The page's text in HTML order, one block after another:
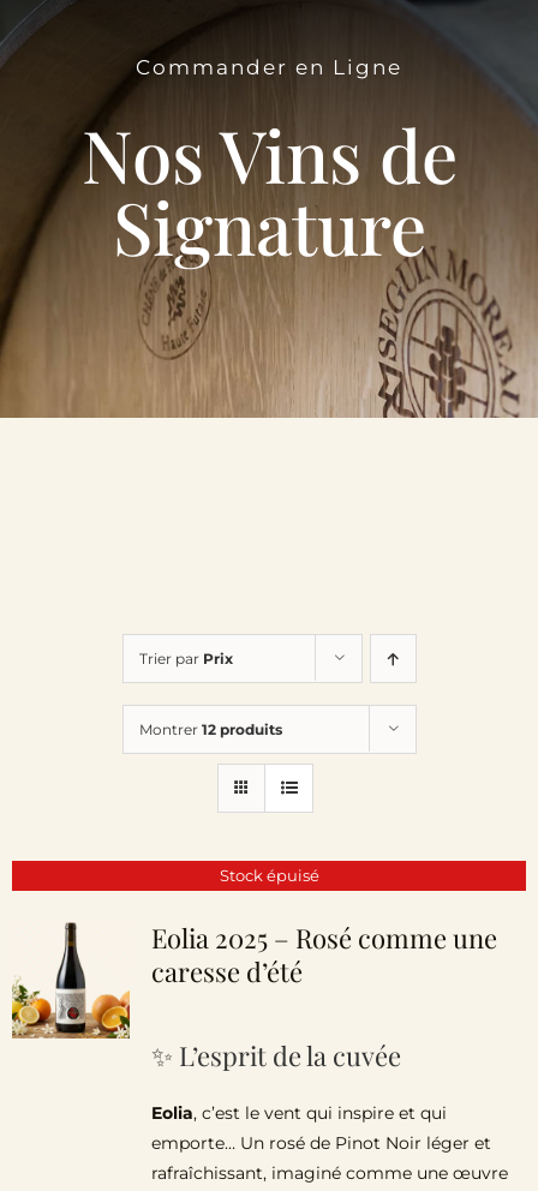
Le Domaine
Œnotourisme
Acheter en ligne
Actualités
Contactez-nous
Commander en Ligne
Nos Vins de
Signature
Trier par Prix
Montrer 12 produits
Stock épuisé
Eolia 2025 – Rosé comme une
caresse d’été
✨ L’esprit de la cuvée
Eolia, c’est le vent qui inspire et qui
emporte… Un rosé de Pinot Noir léger et
rafraîchissant, imaginé comme une œuvre